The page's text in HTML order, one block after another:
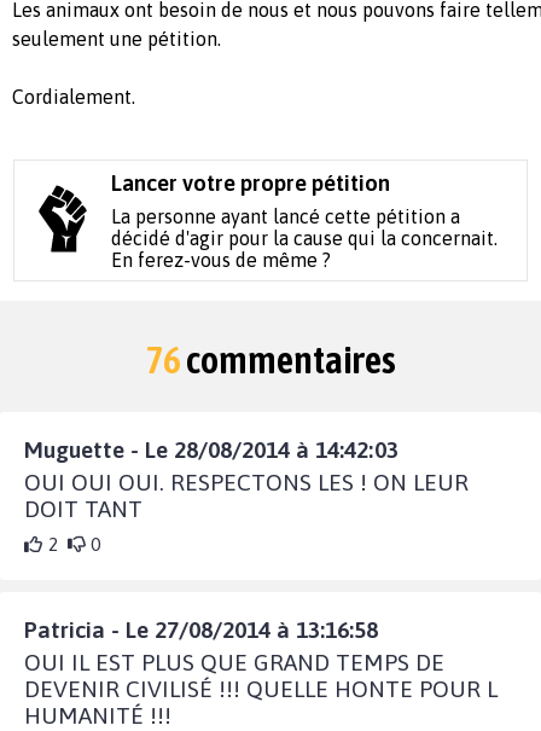
Les animaux ont besoin de nous et nous pouvons faire
seulement une pétition.
Cordialement.
Lancer votre propre pétition
La personne ayant lancé cette pétition a
décidé d'agir pour la cause qui la concernait.
En ferez-vous de même ?
76commentaires
Muguette - Le 28/08/2014 à 14:42:03
OUI OUI OUI. RESPECTONS LES ! ON LEUR
DOIT TANT
2 0
Patricia - Le 27/08/2014 à 13:16:58
OUI IL EST PLUS QUE GRAND TEMPS DE
DEVENIR CIVILISÉ !!! QUELLE HONTE POUR L
HUMANITÉ !!!